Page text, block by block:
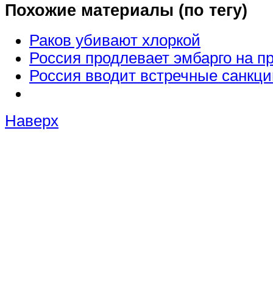
Похожие материалы (по тегу)
Раков убивают хлоркой
Россия продлевает эмбарго на
Россия вводит встречные
Наверх